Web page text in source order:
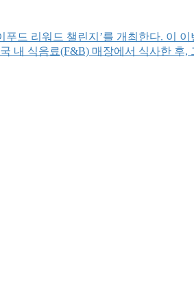
드 리워드 챌린지’를 개최한다. 이
내 식음료(F&B) 매장에서 식사한 후,